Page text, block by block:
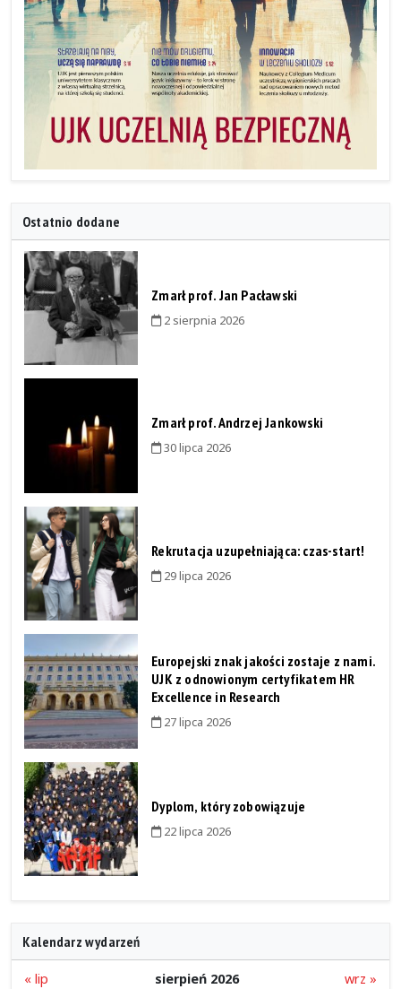
Ostatnio dodane
Zmarł prof. Jan Pacławski
2 sierpnia 2026
Zmarł prof. Andrzej Jankowski
30 lipca 2026
Rekrutacja uzupełniająca: czas-start!
29 lipca 2026
Europejski znak jakości zostaje z nami.
UJK z odnowionym certyfikatem HR
Excellence in Research
27 lipca 2026
Dyplom, który zobowiązuje
22 lipca 2026
Kalendarz wydarzeń
« lip sierpień 2026
wrz »